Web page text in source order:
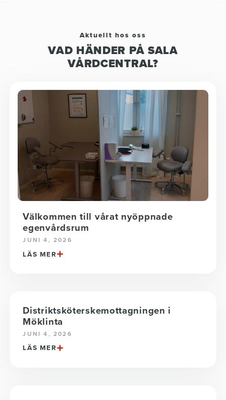
Aktuellt hos oss
VAD HÄNDER PÅ SALA
VÅRDCENTRAL?
Välkommen till vårat nyöppnade
egenvårdsrum
JUNI 4, 2026
LÄS MER
Distriktsköterskemottagningen i
Möklinta
JUNI 4, 2026
LÄS MER